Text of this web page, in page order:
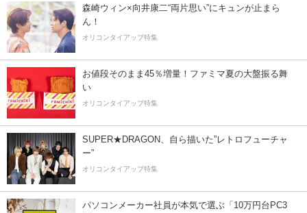
森崎ウィン×向井康二“両片思い”にキュンが止まら
ん！
オリコンタイアップ特集
お値段そのまま45％増量！ファミマ夏の大盤振る舞
い
オリコンタイアップ特集
SUPER★DRAGON、自ら描いた”レトロフューチャ
ー”
オリコンタイアップ特集
パソコンメーカー社員が本気で選ぶ「10万円台PC3